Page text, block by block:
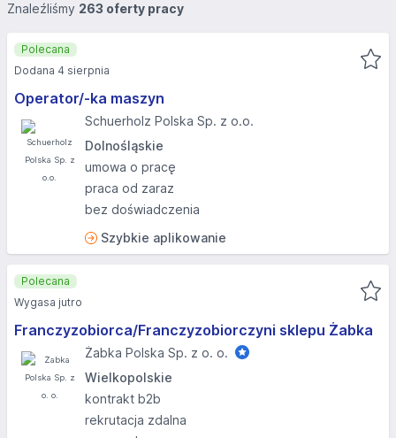
Znaleźliśmy 263 oferty pracy
Operator/-ka maszyn
Schuerholz Polska Sp. z o.o.
Dolnośląskie
umowa o pracę
praca od zaraz
bez doświadczenia
Szybkie aplikowanie
Polecana
Dodana 4 sierpnia
Franczyzobiorca/Franczyzobiorczyni sklepu Żabka
Żabka Polska Sp. z o. o.
Wielkopolskie
kontrakt b2b
rekrutacja zdalna
Polecana
Wygasa jutro